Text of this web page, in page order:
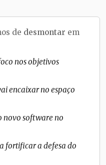
de desmontar em
nos objetivos
encaixar no espaço
novo software no
fortificar a defesa do